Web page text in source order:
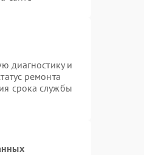
диагностику и
ремонта
срока службы